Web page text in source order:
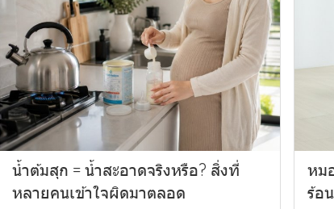
น้ำต้มสุก = น้ำสะอาดจริงหรือ? สิ่งที่
หลายคนเข้าใจผิดมาตลอด
หม
ร้อ